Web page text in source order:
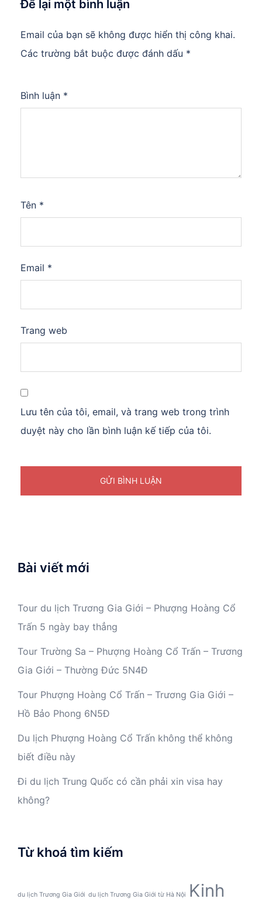
Để lại một bình luận
Email của bạn sẽ không được hiển thị công khai.
Các trường bắt buộc được đánh dấu *
Bình luận *
Tên *
Email *
Trang web
Lưu tên của tôi, email, và trang web trong trình
duyệt này cho lần bình luận kế tiếp của tôi.
Bài viết mới
Tour du lịch Trương Gia Giới – Phượng Hoàng Cổ
Trấn 5 ngày bay thẳng
Tour Trường Sa – Phượng Hoàng Cổ Trấn – Trương
Gia Giới – Thường Đức 5N4Đ
Tour Phượng Hoàng Cổ Trấn – Trương Gia Giới –
Hồ Bảo Phong 6N5Đ
Du lịch Phượng Hoàng Cổ Trấn không thể không
biết điều này
Đi du lịch Trung Quốc có cần phải xin visa hay
không?
Từ khoá tìm kiếm
du lịch Trương Gia Giới du lịch Trương Gia Giới từ Hà Nội
Kinh